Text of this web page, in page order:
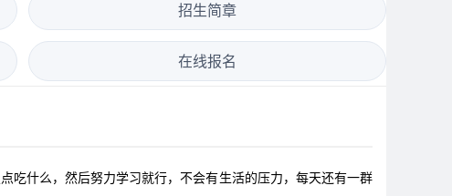
招生简章
在线报名
什么，然后努力学习就行，不会有生活的压力，每天还有一群